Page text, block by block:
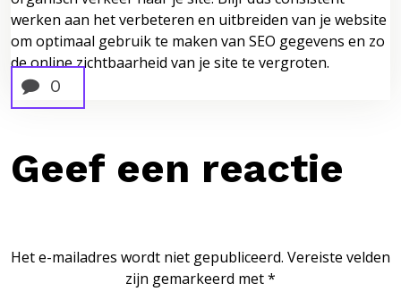
werken aan het verbeteren en uitbreiden van je website
om optimaal gebruik te maken van SEO gegevens en zo
de online zichtbaarheid van je site te vergroten.
0
Geef een reactie
Het e-mailadres wordt niet gepubliceerd. Vereiste velden
zijn gemarkeerd met*